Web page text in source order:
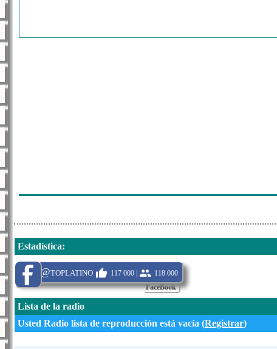
Estadística:
FaceBook
@toplatino 117 000 | 118 000
Lista de la radio
Usted Radio lista de reproducción está vacía (Registrar)